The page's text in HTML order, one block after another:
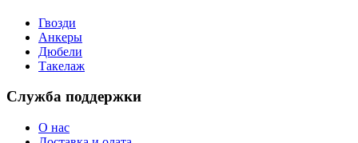
Гвозди
Анкеры
Дюбели
Такелаж
Служба поддержки
О нас